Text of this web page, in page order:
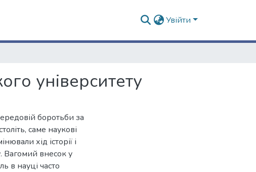
Увійти
університету
боротьби за
саме наукові
хід історії і
Вагомий внесок у
в науці часто